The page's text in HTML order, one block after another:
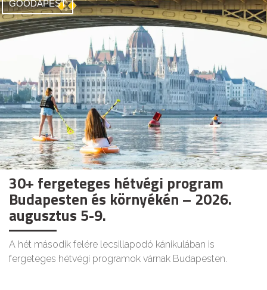
GOODAPEST
30+ fergeteges hétvégi program
Budapesten és környékén – 2026.
augusztus 5-9.
A hét második felére lecsillapodó kánikulában is
fergeteges hétvégi programok várnak Budapesten.